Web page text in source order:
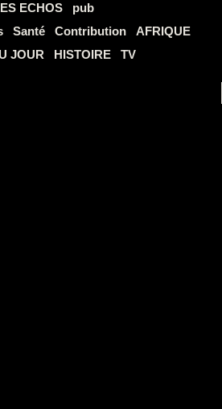
ECHOS
pub
Santé Contribution
AFRIQUE
JOUR HISTOIRE TV